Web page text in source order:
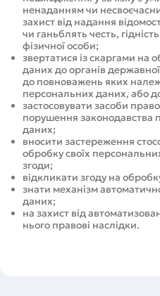
ненаданням чи
захист від надання
чи ганьблять честь,
фізичної особи;
звертатися із скаргами на
даних до органів
до повноважень яких
персональних даних, або
застосовувати засоби
порушення законодавства
даних;
вносити застереження
обробку своїх
згоди;
відкликати згоду на
знати механізм
даних;
на захист від
нього правові наслідки.